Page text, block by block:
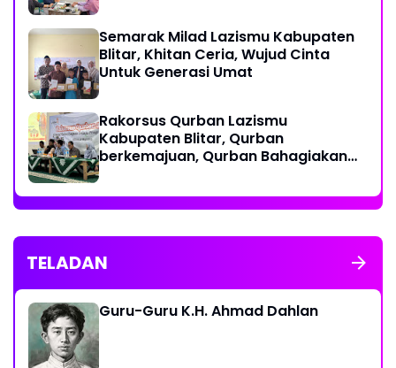
Semarak Milad Lazismu Kabupaten
Blitar, Khitan Ceria, Wujud Cinta
Untuk Generasi Umat
‎Rakorsus Qurban Lazismu
Kabupaten Blitar, Qurban
berkemajuan, Qurban Bahagiakan
TELADAN
Guru-Guru K.H. Ahmad Dahlan